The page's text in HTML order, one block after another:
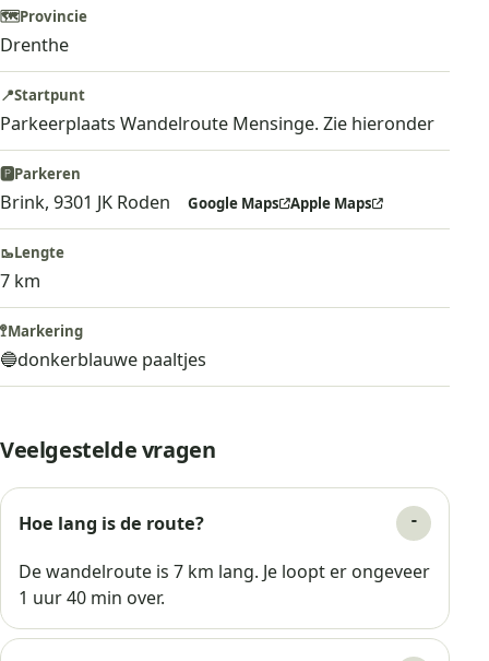
Veelgestelde vragen
Hoe lang is de route?
De wandelroute is 7 km lang. Je loopt er ongeveer
1 uur 40 min over.
🗺️Provincie
Drenthe
📍Startpunt
Parkeerplaats Wandelroute Mensinge. Zie hieronder
🅿️Parkeren
Brink, 9301 JK Roden Google Maps Apple Maps
🥾Lengte
7 km
🚏Markering
🔵donkerblauwe paaltjes